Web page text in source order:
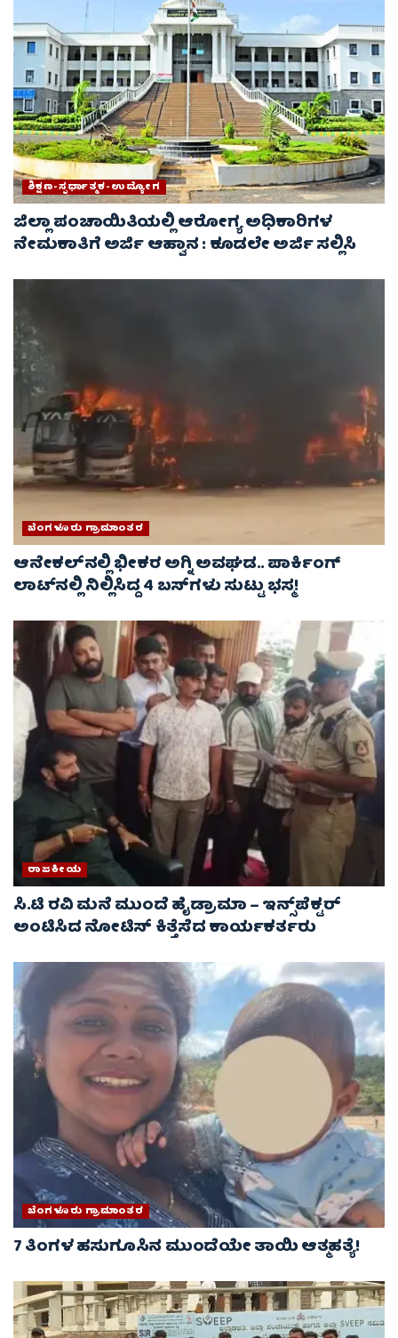
ಶಿಕ್ಷಣ-ಸ್ಪರ್ಧಾತ್ಮಕ-ಉದ್ಯೋಗ
ಜಿಲ್ಲಾ ಪಂಚಾಯಿತಿಯಲ್ಲಿ ಆರೋಗ್ಯ ಅಧಿಕಾರಿಗಳ
ನೇಮಕಾತಿಗೆ ಅರ್ಜಿ ಆಹ್ವಾನ : ಕೂಡಲೇ ಅರ್ಜಿ ಸಲ್ಲಿಸಿ
ಬೆಂಗಳೂರು ಗ್ರಾಮಾಂತರ
ಆನೇಕಲ್‌ನಲ್ಲಿ ಭೀಕರ ಅಗ್ನಿ ಅವಘಡ.. ಪಾರ್ಕಿಂಗ್
ಲಾಟ್‌ನಲ್ಲಿ ನಿಲ್ಲಿಸಿದ್ದ 4 ಬಸ್‌ಗಳು ಸುಟ್ಟು ಭಸ್ಮ!
ರಾಜಕೀಯ
ಸಿ.ಟಿ ರವಿ ಮನೆ ಮುಂದೆ ಹೈಡ್ರಾಮಾ – ಇನ್ಸ್‌ಪೆಕ್ಟರ್
ಅಂಟಿಸಿದ ನೋಟಿಸ್‌ ಕಿತ್ತೆಸೆದ ಕಾರ್ಯಕರ್ತರು
ಬೆಂಗಳೂರು ಗ್ರಾಮಾಂತರ
7 ತಿಂಗಳ ಹಸುಗೂಸಿನ ಮುಂದೆಯೇ ತಾಯಿ ಆತ್ಮಹತ್ಯೆ!